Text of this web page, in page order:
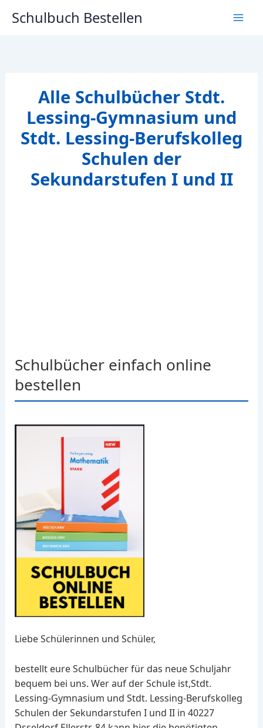
InhaltSchulbuch Bestellen
Alle Schulbücher Stdt.
Lessing-Gymnasium und
Stdt. Lessing-Berufskolleg
Schulen der
Sekundarstufen I und II
Schulbücher einfach online
bestellen
Liebe Schülerinnen und Schüler,
bestellt eure Schulbücher für das neue Schuljahr
bequem bei uns. Wer auf der Schule ist,Stdt.
Lessing-Gymnasium und Stdt. Lessing-Berufskolleg
Schulen der Sekundarstufen I und II in 40227